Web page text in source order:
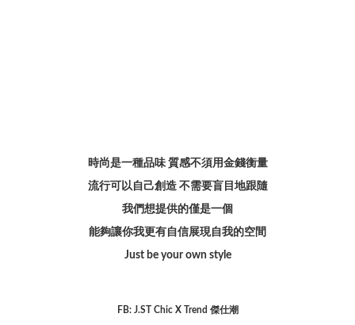
時尚是一種品味 質感不須用金錢衡量
流行可以自己創造 不需要盲目地跟隨
我們想提供的僅是一個
能夠讓你我更有自信展現自我的空間
Just be your own style
FB: J.ST Chic X Trend 傑仕潮